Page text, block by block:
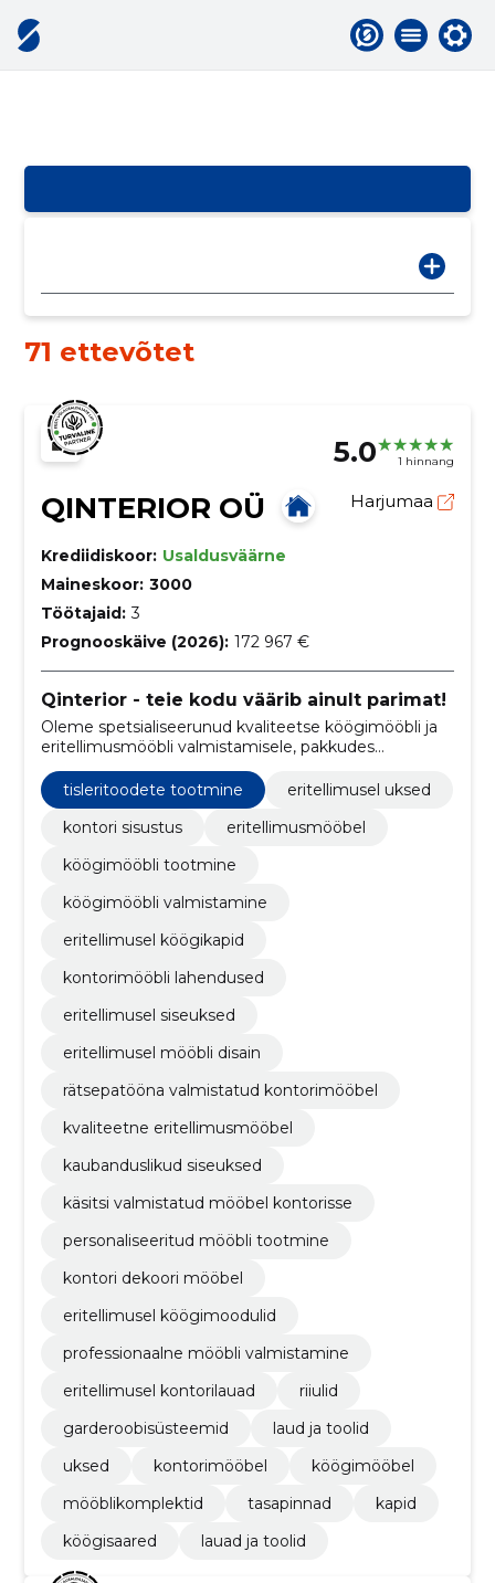
71 ettevõtet
5.0 1 hinnang
QINTERIOR OÜ Harjumaa
Krediidiskoor: Usaldusväärne
Maineskoor: 3000
Töötajaid: 3
Prognooskäive (2026): 172 967 €
Qinterior - teie kodu väärib ainult parimat!
Oleme spetsialiseerunud kvaliteetse köögimööbli ja
eritellimusmööbli valmistamisele, pakkudes
klientidele individuaalseid ja stiilseid lahendusi
vastavalt nende unikaalsetele soovidele.
tisleritoodete tootmine
eritellimusel uksed
kontori sisustus
eritellimusmööbel
köögimööbli tootmine
köögimööbli valmistamine
eritellimusel köögikapid
kontorimööbli lahendused
eritellimusel siseuksed
eritellimusel mööbli disain
rätsepatööna valmistatud kontorimööbel
kvaliteetne eritellimusmööbel
kaubanduslikud siseuksed
käsitsi valmistatud mööbel kontorisse
personaliseeritud mööbli tootmine
kontori dekoori mööbel
eritellimusel köögimoodulid
professionaalne mööbli valmistamine
eritellimusel kontorilauad
riiulid
garderoobisüsteemid
laud ja toolid
uksed
kontorimööbel
köögimööbel
mööblikomplektid
tasapinnad
kapid
köögisaared
lauad ja toolid